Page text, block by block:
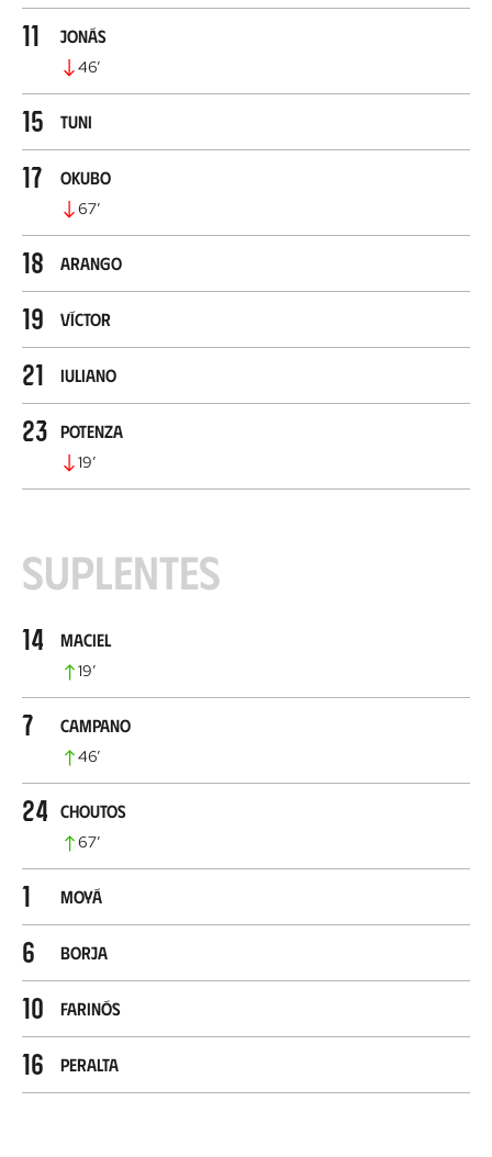
11 Jonás
46’
15 Tuni
17 Okubo
67’
18 Arango
19 Víctor
21 Iuliano
23 Potenza
19’
Suplentes
14 Maciel
19’
7 Campano
46’
24 Choutos
67’
1 Moyá
6 Borja
10 Farinós
16 Peralta